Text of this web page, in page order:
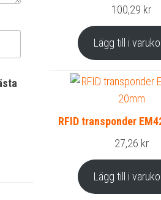
100,29 kr
Lägg till i
RFID transponder
27,26 kr
Lägg till i